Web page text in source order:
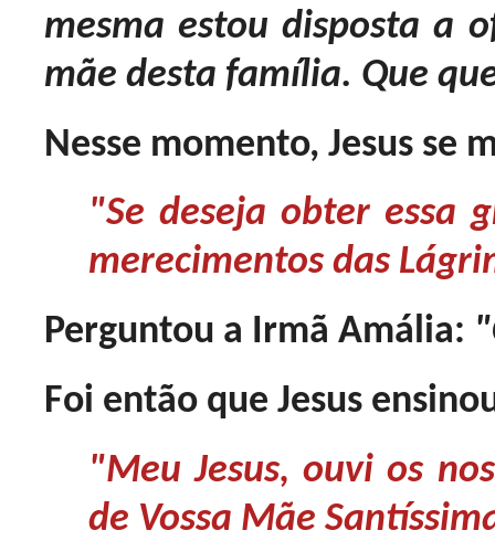
mesma estou disposta a
mãe desta família. Que
Nesse momento, Jesus se
"Se deseja obter essa
merecimentos das
Perguntou a Irmã Amália:
Foi então que Jesus
"Meu Jesus, ouvi os
de Vossa Mãe